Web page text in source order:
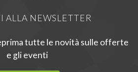
ALLA NEWSLETTER
tutte le novità sulle offerte
e gli eventi